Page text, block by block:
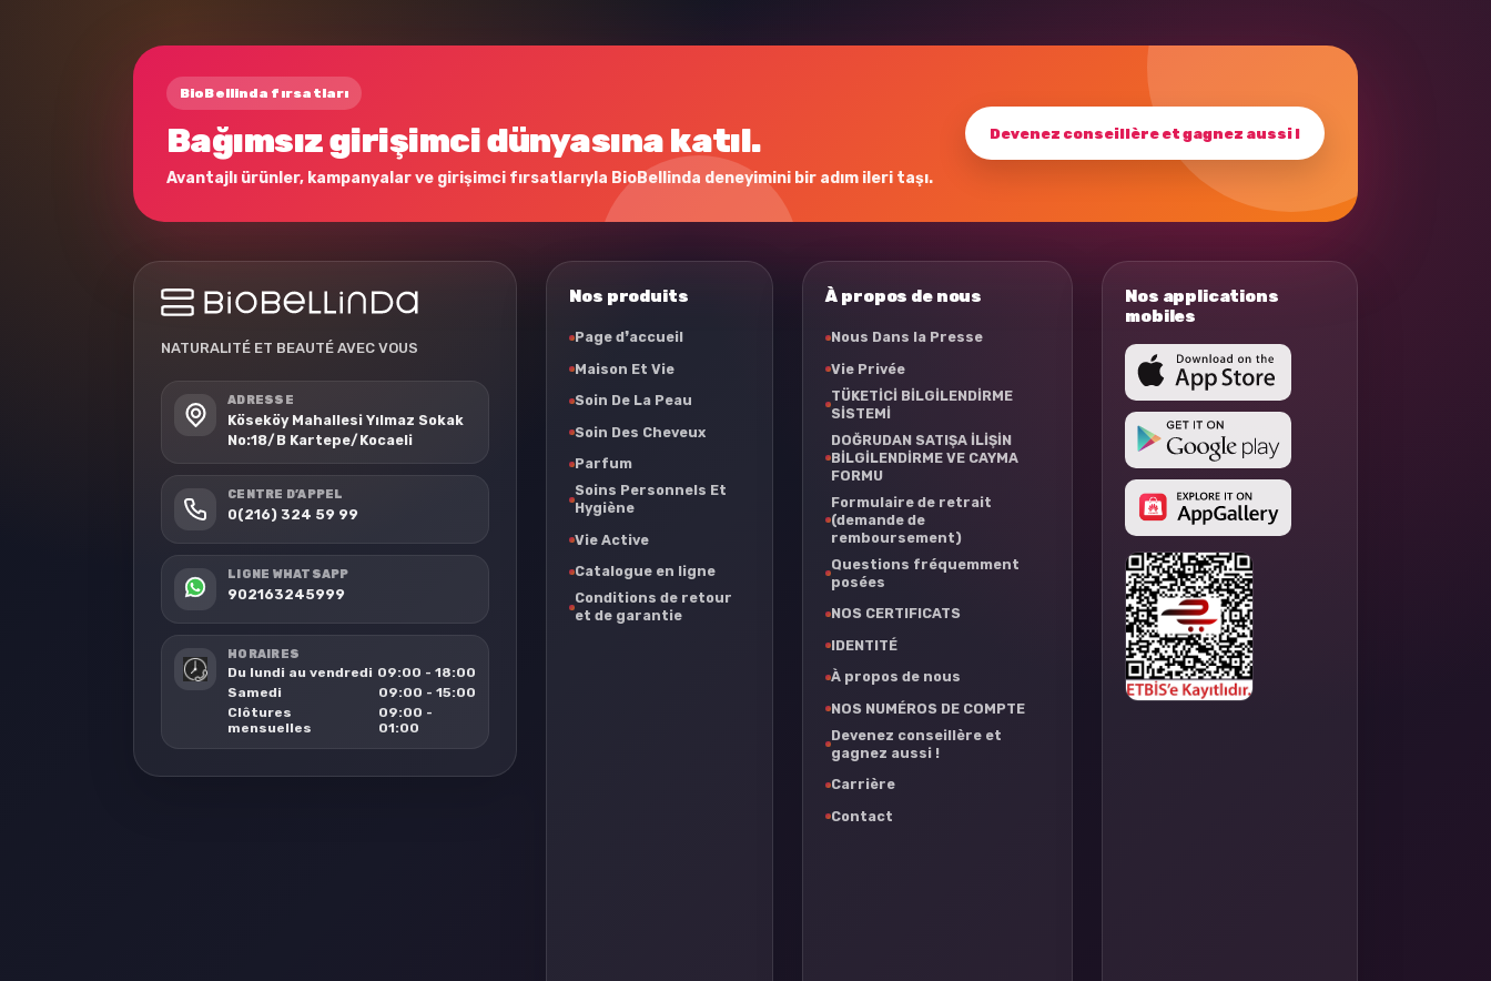
BioBellinda fırsatları
Bağımsız girişimci dünyasına katıl.
Avantajlı ürünler, kampanyalar ve girişimci fırsatlarıyla BioBellinda deneyimini bir adım ileri taşı.
Devenez conseillère et gagnez aussi !
NATURALITÉ ET BEAUTÉ AVEC VOUS
ADRESSE
Köseköy Mahallesi Yılmaz Sokak
No:18/B Kartepe/Kocaeli
CENTRE D’APPEL
0(216) 324 59 99
LIGNE WHATSAPP
902163245999
HORAIRES
Du lundi au vendredi 09:00 - 18:00
Samedi
09:00 - 15:00
Clôtures
mensuelles
09:00 -
01:00
Nos produits
Page d❜accueil
Maison Et Vie
Soin De La Peau
Soin Des Cheveux
Parfum
Soins Personnels Et
Hygiène
Vie Active
Catalogue en ligne
Conditions de retour
et de garantie
À propos de nous
Nous Dans la Presse
Vie Privée
TÜKETİCİ BİLGİLENDİRME
SİSTEMİ
DOĞRUDAN SATIŞA İLİŞİN
BİLGİLENDİRME VE CAYMA
FORMU
Formulaire de retrait
(demande de
remboursement)
Questions fréquemment
posées
NOS CERTIFICATS
IDENTITÉ
À propos de nous
NOS NUMÉROS DE COMPTE
Devenez conseillère et
gagnez aussi !
Carrière
Contact
Nos applications
mobiles